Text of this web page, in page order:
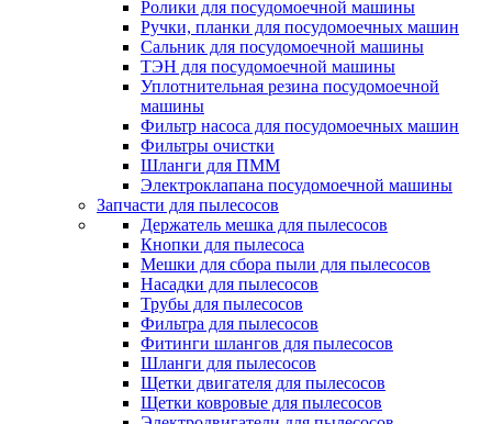
Ролики для посудомоечной машины
Ручки, планки для посудомоечных машин
Сальник для посудомоечной машины
ТЭН для посудомоечной машины
Уплотнительная резина посудомоечной
машины
Фильтр насоса для посудомоечных машин
Фильтры очистки
Шланги для ПММ
Электроклапана посудомоечной машины
Запчасти для пылесосов
Держатель мешка для пылесосов
Кнопки для пылесоса
Мешки для сбора пыли для пылесосов
Насадки для пылесосов
Трубы для пылесосов
Фильтра для пылесосов
Фитинги шлангов для пылесосов
Шланги для пылесосов
Щетки двигателя для пылесосов
Щетки ковровые для пылесосов